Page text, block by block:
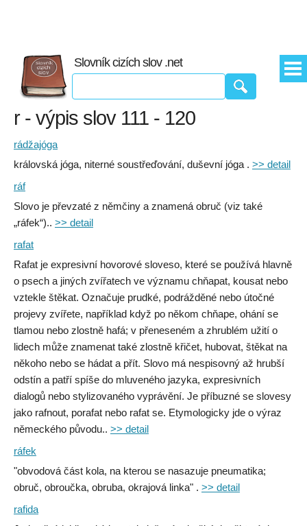
Slovník cizích slov .net
r - výpis slov 111 - 120
rádžajóga
královská jóga, niterné soustřeďování, duševní jóga . >> detail
ráf
Slovo je převzaté z němčiny a znamená obruč (viz také
„ráfek“).. >> detail
rafat
Rafat je expresivní hovorové sloveso, které se používá hlavně
o psech a jiných zvířatech ve významu chňapat, kousat nebo
vztekle štěkat. Označuje prudké, podrážděné nebo útočné
projevy zvířete, například když po někom chňape, ohání se
tlamou nebo zlostně hafá; v přeneseném a zhrublém užití o
lidech může znamenat také zlostně křičet, hubovat, štěkat na
někoho nebo se hádat a přít. Slovo má nespisovný až hrubší
odstín a patří spíše do mluveného jazyka, expresivních
dialogů nebo stylizovaného vyprávění. Je příbuzné se slovesy
jako rafnout, porafat nebo rafat se. Etymologicky jde o výraz
německého původu.. >> detail
ráfek
"obvodová část kola, na kterou se nasazuje pneumatika;
obruč, obroučka, obruba, okrajová linka" . >> detail
rafida